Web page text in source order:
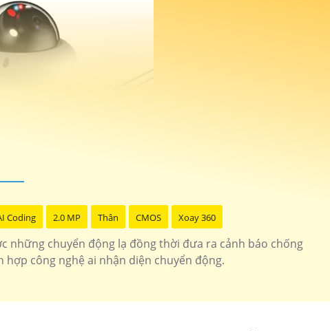
Coding 2.0 MP Thân CMOS Xoay 360
những chuyển động lạ đồng thời đưa ra cảnh báo chống
công nghệ ai nhận diện chuyển động.